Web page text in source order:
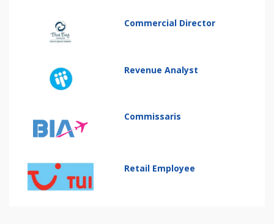
Commercial Director
Revenue Analyst
Commissaris
Retail Employee